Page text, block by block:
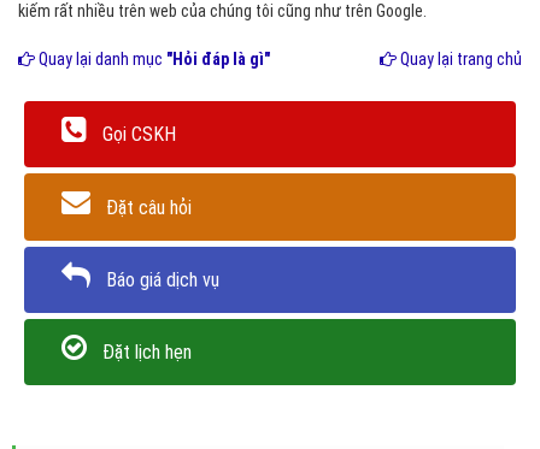
kiếm rất nhiều trên web của chúng tôi cũng như trên Google.
Quay lại danh mục "Hỏi đáp là gì" Quay lại trang chủ
Gọi CSKH
Đặt câu hỏi
Báo giá dịch vụ
Đặt lịch hẹn